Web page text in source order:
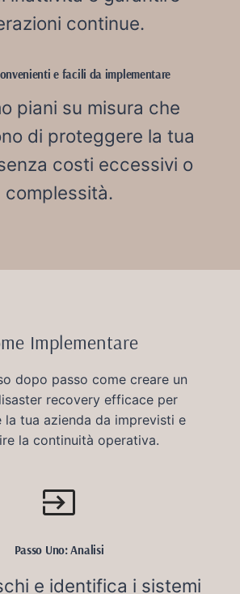
continue.
e facili da implementare
piani su misura che
di proteggere la tua
costi eccessivi o
complessità.
Implementare
dopo passo come creare un
recovery efficace per
la tua azienda da imprevisti e
la continuità operativa.
Passo Uno: Analisi
e identifica i sistemi